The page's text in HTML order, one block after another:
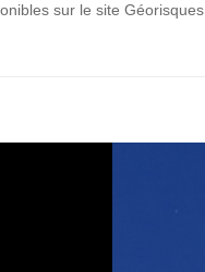
sur le site Géorisques